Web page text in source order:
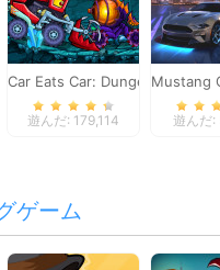
Car Eats Car: Dungeon
遊んだ: 179,114
Mustang
遊んだ
ゲーム